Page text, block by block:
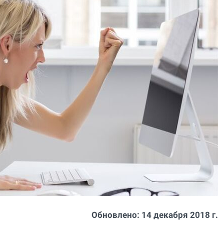
Обновлено: 14 декабря 2018 г.